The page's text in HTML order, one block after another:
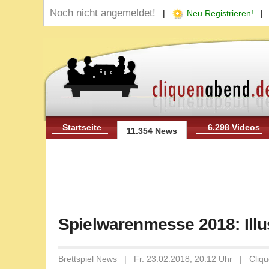
Noch nicht angemeldet! | Neu Registrieren!
Startseite 11.354 News 6.298 Videos
Spielwarenmesse 2018:
Brettspiel News | Fr. 23.02.2018, 20:12 Uhr |